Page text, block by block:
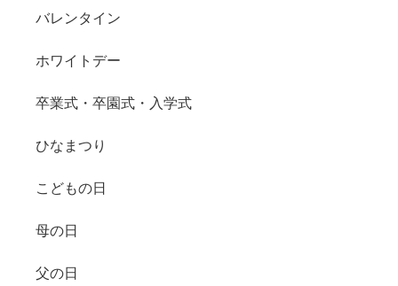
バレンタイン
ホワイトデー
卒業式・卒園式・入学式
ひなまつり
こどもの日
母の日
父の日